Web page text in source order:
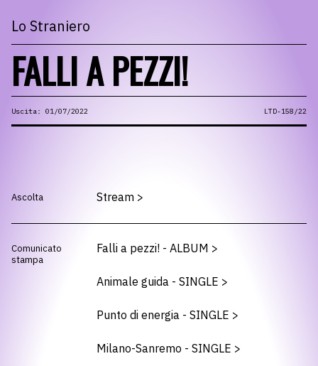
Lo Straniero
FALLI A PEZZI!
Uscita: 01/07/2022 LTD-158/22
Ascolta Stream >
Comunicato
stampa
Falli a pezzi! - ALBUM >
Animale guida - SINGLE >
Punto di energia - SINGLE >
Milano-Sanremo - SINGLE >